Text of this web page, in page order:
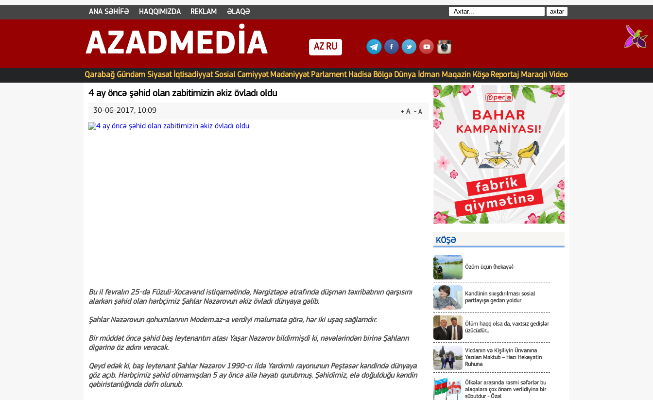
ANA SƏHİFƏ HAQQIMIZDA REKLAM ƏLAQƏ
AZADMEDIA AZ RU
Qarabağ Gündəm Siyasət İqtisadiyyat Sosial Cəmiyyət Mədəniyyət Parlament Hadisə Bölgə Dünya İdman Maqazin Köşə Reportaj Maraqlı Video
4 ay öncə şəhid olan zabitimizin əkiz övladı oldu
+ A - A
30-06-2017, 10:09
Bu il fevralın 25-də Füzuli-Xocavənd istiqamətində, Nərgiztəpə ətrafında düşmən təxribatının qarşısını
alarkən şəhid olan hərbçimiz Şahlar Nəzərovun əkiz övladı dünyaya gəlib.
Şahlar Nəzərovun qohumlarının Modern.az-a verdiyi məlumata görə, hər iki uşaq sağlamdır.
Bir müddət öncə şəhid baş leytenantın atası Yaşar Nəzərov bildirmişdi ki, nəvələrindən birinə Şahların
digərinə öz adını verəcək.
Qeyd edək ki, baş leytenant Şahlar Nəzərov 1990-cı ildə Yardımlı rayonunun Peştəsər kəndində dünyaya
göz açıb. Hərbçimiz şəhid olmamışdan 5 ay öncə ailə həyatı qurubmuş. Şəhidimiz, elə doğulduğu kəndin
qəbiristanlığında dəfn olunub.
KÖŞƏ
Özüm üçün (hekayə)
Kəndlinin sıxışdırılması sosial
partlayışa gedən yoldur
Ölüm haqq olsa da, vaxtsız gedişlər
üzücüdür...
Vicdanın və Kişiliyin Ünvanına
Yazılan Məktub – Hacı Hekayətin
Ruhuna
Ölkələr arasında rəsmi səfərlər bu
əlaqələrə çox önəm verildiyinə bir
sübutdur - Özəl